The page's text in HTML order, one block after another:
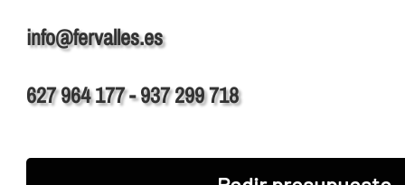
info@fervalles.es
627 964 177 - 937 299 718